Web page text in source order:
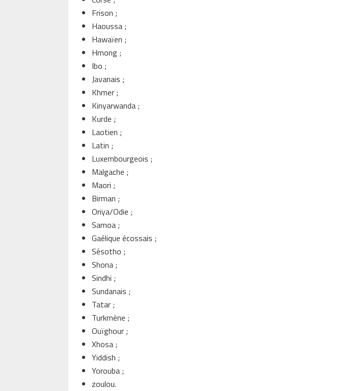
Frison ;
Haoussa ;
Hawaïen ;
Hmong ;
Ibo ;
Javanais ;
Khmer ;
Kinyarwanda ;
Kurde ;
Laotien ;
Latin ;
Luxembourgeois ;
Malgache ;
Maori ;
Birman ;
Oriya/Odie ;
Samoa ;
Gaélique écossais ;
Sésotho ;
Shona ;
Sindhi ;
Sundanais ;
Tatar ;
Turkmène ;
Ouïghour ;
Xhosa ;
Yiddish ;
Yorouba ;
zoulou.